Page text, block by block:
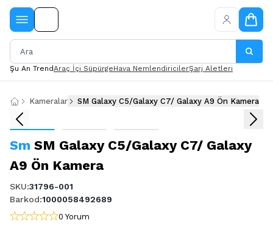
Şu An TrendAraç İçi SüpürgeHava NemlendiricilerŞarj Aletleri
Kameralar SM Galaxy C5/Galaxy C7/ Galaxy A9 Ön Kamera
Sm SM Galaxy C5/Galaxy C7/ Galaxy
A9 Ön Kamera
SKU:31796-001
Barkod:1000058492689
0 Yorum